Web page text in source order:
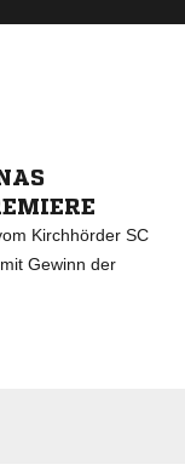
Kirchhörder SC
Gewinn der